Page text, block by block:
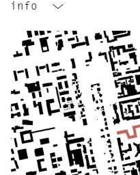
info